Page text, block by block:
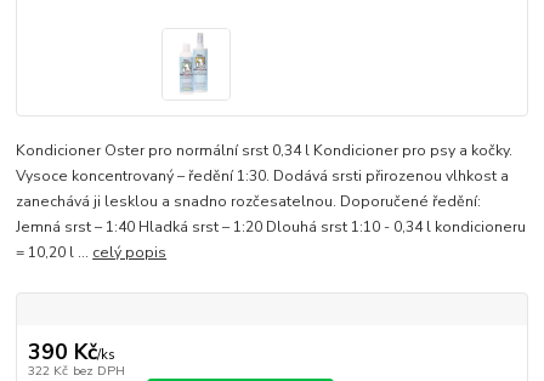
Kondicioner Oster pro normální srst 0,34 l Kondicioner pro psy a kočky.
Vysoce koncentrovaný – ředění 1:30. Dodává srsti přirozenou vlhkost a
zanechává ji lesklou a snadno rozčesatelnou. Doporučené ředění:
Jemná srst – 1:40 Hladká srst – 1:20 Dlouhá srst 1:10 - 0,34 l kondicioneru
= 10,20 l ... celý popis
390 Kč/ks
322 Kč bez DPH